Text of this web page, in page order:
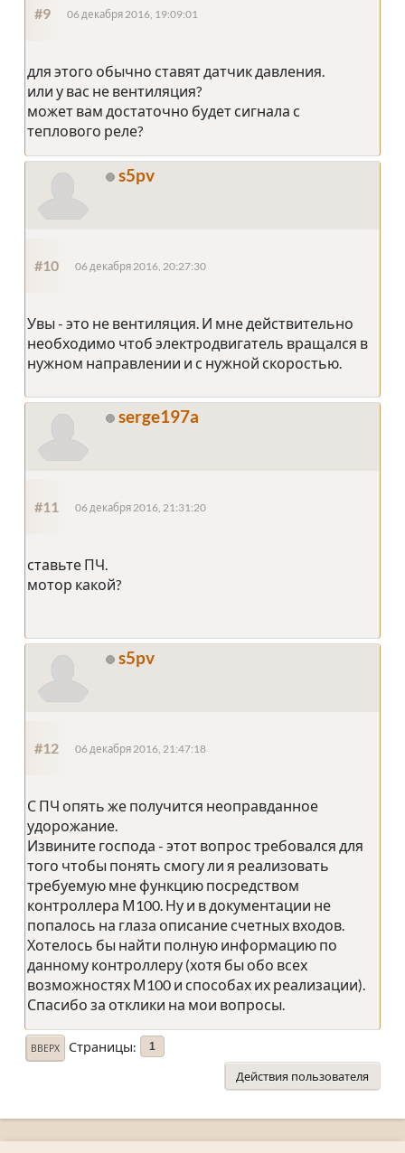
#9 06 декабря 2016, 19:09:01
для этого обычно ставят датчик давления.
или у вас не вентиляция?
может вам достаточно будет сигнала с
теплового реле?
s5pv
#10 06 декабря 2016, 20:27:30
Увы - это не вентиляция. И мне действительно
необходимо чтоб электродвигатель вращался в
нужном направлении и с нужной скоростью.
serge197a
#11 06 декабря 2016, 21:31:20
ставьте ПЧ.
мотор какой?
s5pv
#12 06 декабря 2016, 21:47:18
С ПЧ опять же получится неоправданное
удорожание.
Извините господа - этот вопрос требовался для
того чтобы понять смогу ли я реализовать
требуемую мне функцию посредством
контроллера М100. Ну и в документации не
попалось на глаза описание счетных входов.
Хотелось бы найти полную информацию по
данному контроллеру (хотя бы обо всех
возможностях М100 и способах их реализации).
Спасибо за отклики на мои вопросы.
ВВЕРХ Страницы 1
Действия пользователя